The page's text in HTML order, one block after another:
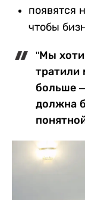
появятся
чтобы
"Мы
тратили
больше
должна